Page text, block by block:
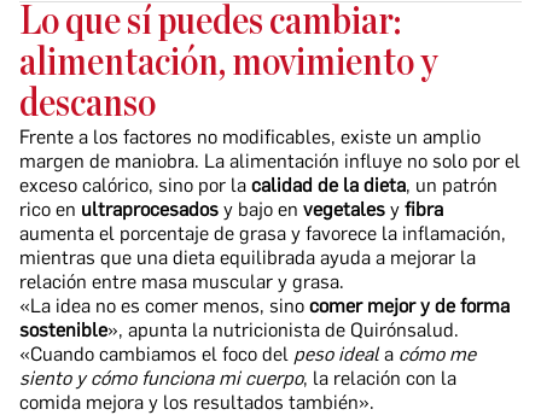
Lo que sí puedes cambiar:
alimentación, movimiento y
descanso
Frente a los factores no modificables, existe un amplio
margen de maniobra. La alimentación influye no solo por el
exceso calórico, sino por la calidad de la dieta, un patrón
rico en ultraprocesados y bajo en vegetales y fibra
aumenta el porcentaje de grasa y favorece la inflamación,
mientras que una dieta equilibrada ayuda a mejorar la
relación entre masa muscular y grasa.
«La idea no es comer menos, sino comer mejor y de forma
sostenible», apunta la nutricionista de Quirónsalud.
«Cuando cambiamos el foco del peso ideal a cómo me
siento y cómo funciona mi cuerpo, la relación con la
comida mejora y los resultados también».